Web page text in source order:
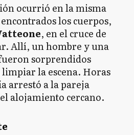
ocurrió en la misma
los cuerpos,
, en el cruce de
Allí, un hombre y una
sorprendidos
la escena. Horas
arrestó a la pareja
alojamiento cercano.